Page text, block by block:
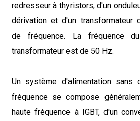
redresseur à thyristors, d'un
dérivation et d'un transformateur
de fréquence. La fréquence
transformateur est de 50 Hz.
Un système d'alimentation sans
fréquence se compose
haute fréquence à IGBT, d'un